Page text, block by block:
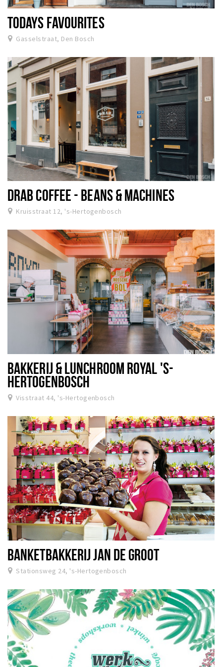
TODAYS FAVOURITES
Gasselstraat, Den Bosch
DRAB COFFEE - BEANS & MACHINES
Kruisstraat 12, 's-Hertogenbosch
BAKKERIJ & LUNCHROOM ROYAL 'S-
HERTOGENBOSCH
Visstraat 44, 's-Hertogenbosch
BANKETBAKKERIJ JAN DE GROOT
Stationsweg 24, 's-Hertogenbosch